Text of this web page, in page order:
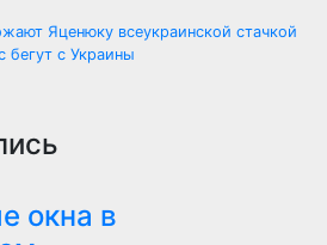
Яценюку всеукраинской стачкой
с Украины
окна в